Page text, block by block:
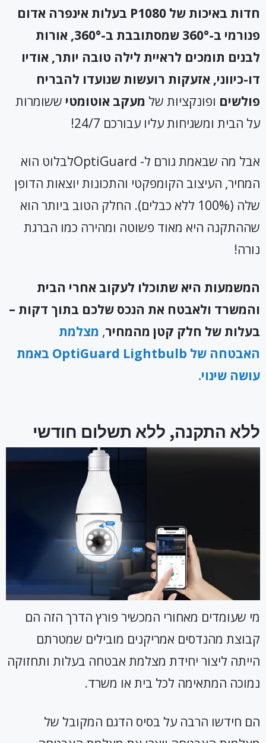
חדות באיכות של
P 1080 בעלות אינפרה אדום
פנורמי ב-360° שמסתובבת ב-360°, אורות
לבנים תומכים לראיית לילה טובה יותר, אודיו
דו-כיווני, אזעקות רועשות שנועדו להבריח
פולשים ופונקציות של מעקב אוטומטי ששומרות
על הבית ומשגיחות עליו עבורכם 24/7!
אבל מה שבאמת גורם ל- OptiGuardלבלוט הוא
המחיר, העיצוב הקומפקטי והתכונות יוצאות הדופן
שלה (100% ללא כבלים). החלק הטוב ביותר הוא
שההתקנה היא מאוד פשוטה ומהירה כמו הברגת
נורה!
המשמעות היא שתוכלו לעקוב אחרי הבית
והמשרד ולאבטח את הנכס שלכם בתוך דקות –
בעלות של חלק קטן מהמחיר, מצלמת
האבטחה של OptiGuard Lightbulb באמת
עושה שינוי.
ללא התקנה, ללא תשלום חודשי
מי שעומדים מאחורי המכשיר פורץ הדרך הזה הם
קבוצת מהנדסים אמריקנים מובילים שמטרתם
הייתה ליצור יחידת מצלמת אבטחה בעלות ותחזוקה
נמוכה המתאימה לכל בית או משרד.
הם חידשו הרבה על בסיס הדגם המקובל של